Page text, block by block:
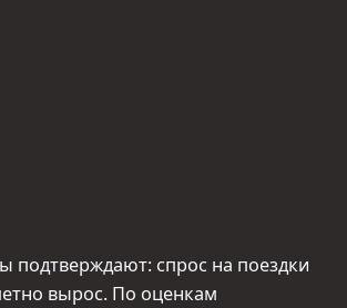
подтверждают: спрос на поездки
вырос. По оценкам